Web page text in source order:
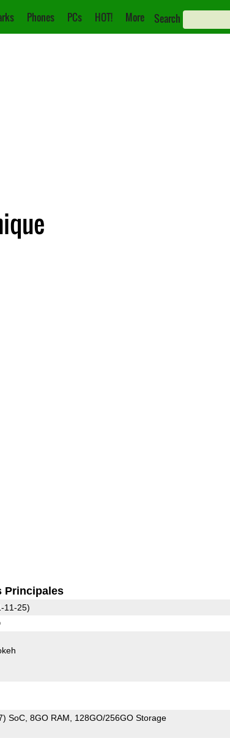
Phones PCs HOT! More Search
Principales
11-25)
SoC 8GO RAM 128GO/256GO Storage